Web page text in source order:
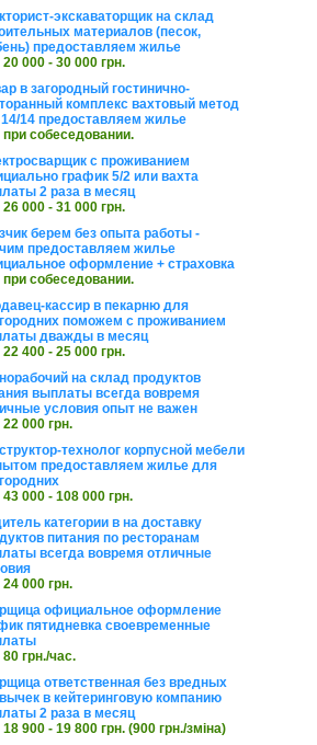
экскаваторщик на склад
материалов (песок,
предоставляем жилье
000 - 30 000 грн.
в загородный гостинично-
комплекс вахтовый метод
14/14 предоставляем жилье
при собеседовании.
с проживанием
график 5/2 или вахта
2 раза в месяц
000 - 31 000 грн.
берем без опыта работы -
предоставляем жилье
оформление + страховка
при собеседовании.
кассир в пекарню для
поможем с проживанием
дважды в месяц
400 - 25 000 грн.
на склад продуктов
выплаты всегда вовремя
условия опыт не важен
000 грн.
технолог корпусной мебели
предоставляем жилье для
000 - 108 000 грн.
категории в на доставку
питания по ресторанам
всегда вовремя отличные
000 грн.
официальное оформление
пятидневка своевременные
грн./час.
ответственная без вредных
в кейтеринговую компанию
2 раза в месяц
900 - 19 800 грн. (900 грн./зміна)